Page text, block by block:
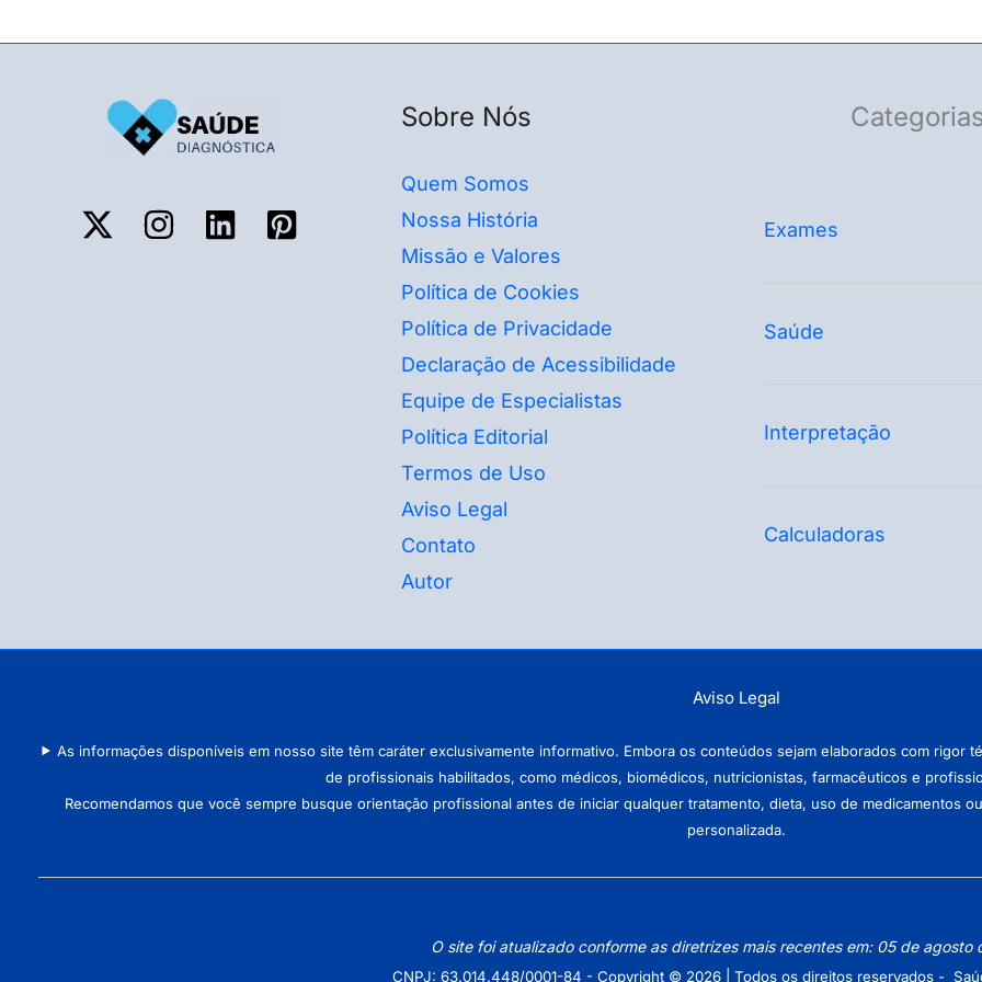
Sobre Nós
Quem Somos
Nossa História
Missão e Valores
Política de Cookies
Política de Privacidade
Declaração de Acessibilidade
Equipe de Especialistas
Política Editorial
Termos de Uso
Aviso Legal
Contato
Autor
Exames
Saúde
Interpretação
Calculadoras
Aviso Legal
As informações disponíveis em nosso site têm caráter exclusivamente informativo. Embora os conteúdos sejam elaborados com
de profissionais habilitados, como médicos, biomédicos, nutricionistas, farmacêuticos e
Recomendamos que você sempre busque orientação profissional antes de iniciar qualquer tratamento, dieta, uso de medicamentos
personalizada.
O site foi atualizado conforme as diretrizes mais recentes em: 05 de agosto
CNPJ: 63.014.448/0001-84 - Copyright © 2026 | Todos os direitos reservados -